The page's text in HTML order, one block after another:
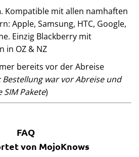
. Kompatible mit allen namhaften
Apple, Samsung, HTC, Google,
Einzig Blackberry mit
in OZ & NZ
bereits vor der Abreise
Bestellung war vor Abreise und
Pakete)
FAQ
von MojoKnows